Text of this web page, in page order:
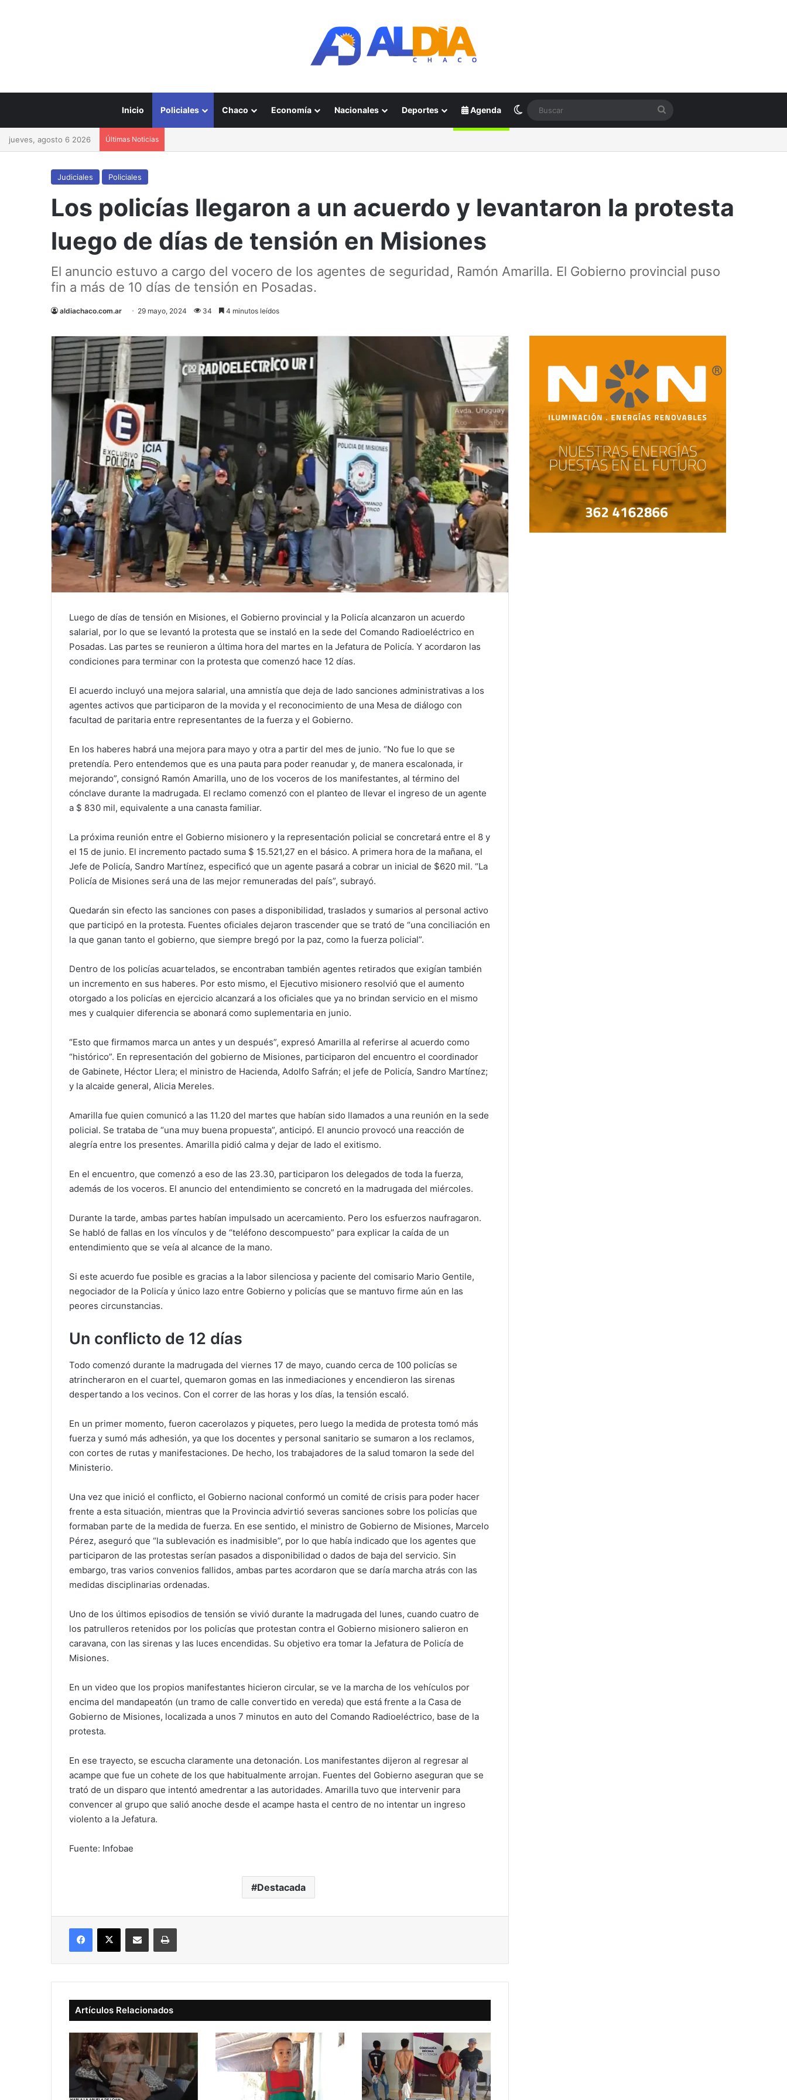
Inicio Policiales Chaco Economía Nacionales Deportes Agenda Switch skin
jueves, agosto 6 2026 Últimas Noticias
Judiciales Policiales
Los policías llegaron a un acuerdo y levantaron la protesta
luego de días de tensión en Misiones
El anuncio estuvo a cargo del vocero de los agentes de seguridad, Ramón Amarilla. El Gobierno provincial puso
fin a más de 10 días de tensión en Posadas.
aldiachaco.com.ar 29 mayo, 2024 34 4 minutos leídos
Luego de días de tensión en Misiones, el Gobierno provincial y la Policía alcanzaron un acuerdo
salarial, por lo que se levantó la protesta que se instaló en la sede del Comando Radioeléctrico en
Posadas. Las partes se reunieron a última hora del martes en la Jefatura de Policía. Y acordaron las
condiciones para terminar con la protesta que comenzó hace 12 días.
El acuerdo incluyó una mejora salarial, una amnistía que deja de lado sanciones administrativas a los
agentes activos que participaron de la movida y el reconocimiento de una Mesa de diálogo con
facultad de paritaria entre representantes de la fuerza y el Gobierno.
En los haberes habrá una mejora para mayo y otra a partir del mes de junio. “No fue lo que se
pretendía. Pero entendemos que es una pauta para poder reanudar y, de manera escalonada, ir
mejorando”, consignó Ramón Amarilla, uno de los voceros de los manifestantes, al término del
cónclave durante la madrugada. El reclamo comenzó con el planteo de llevar el ingreso de un agente
a $ 830 mil, equivalente a una canasta familiar.
La próxima reunión entre el Gobierno misionero y la representación policial se concretará entre el 8 y
el 15 de junio. El incremento pactado suma $ 15.521,27 en el básico. A primera hora de la mañana, el
Jefe de Policía, Sandro Martínez, especificó que un agente pasará a cobrar un inicial de $620 mil. “La
Policía de Misiones será una de las mejor remuneradas del país”, subrayó.
Quedarán sin efecto las sanciones con pases a disponibilidad, traslados y sumarios al personal activo
que participó en la protesta. Fuentes oficiales dejaron trascender que se trató de “una conciliación en
la que ganan tanto el gobierno, que siempre bregó por la paz, como la fuerza policial”.
Dentro de los policías acuartelados, se encontraban también agentes retirados que exigían también
un incremento en sus haberes. Por esto mismo, el Ejecutivo misionero resolvió que el aumento
otorgado a los policías en ejercicio alcanzará a los oficiales que ya no brindan servicio en el mismo
mes y cualquier diferencia se abonará como suplementaria en junio.
“Esto que firmamos marca un antes y un después”, expresó Amarilla al referirse al acuerdo como
“histórico”. En representación del gobierno de Misiones, participaron del encuentro el coordinador
de Gabinete, Héctor Llera; el ministro de Hacienda, Adolfo Safrán; el jefe de Policía, Sandro Martínez;
y la alcaide general, Alicia Mereles.
Amarilla fue quien comunicó a las 11.20 del martes que habían sido llamados a una reunión en la sede
policial. Se trataba de “una muy buena propuesta”, anticipó. El anuncio provocó una reacción de
alegría entre los presentes. Amarilla pidió calma y dejar de lado el exitismo.
En el encuentro, que comenzó a eso de las 23.30, participaron los delegados de toda la fuerza,
además de los voceros. El anuncio del entendimiento se concretó en la madrugada del miércoles.
Durante la tarde, ambas partes habían impulsado un acercamiento. Pero los esfuerzos naufragaron.
Se habló de fallas en los vínculos y de “teléfono descompuesto” para explicar la caída de un
entendimiento que se veía al alcance de la mano.
Si este acuerdo fue posible es gracias a la labor silenciosa y paciente del comisario Mario Gentile,
negociador de la Policía y único lazo entre Gobierno y policías que se mantuvo firme aún en las
peores circunstancias.
Un conflicto de 12 días
Todo comenzó durante la madrugada del viernes 17 de mayo, cuando cerca de 100 policías se
atrincheraron en el cuartel, quemaron gomas en las inmediaciones y encendieron las sirenas
despertando a los vecinos. Con el correr de las horas y los días, la tensión escaló.
En un primer momento, fueron cacerolazos y piquetes, pero luego la medida de protesta tomó más
fuerza y sumó más adhesión, ya que los docentes y personal sanitario se sumaron a los reclamos,
con cortes de rutas y manifestaciones. De hecho, los trabajadores de la salud tomaron la sede del
Ministerio.
Una vez que inició el conflicto, el Gobierno nacional conformó un comité de crisis para poder hacer
frente a esta situación, mientras que la Provincia advirtió severas sanciones sobre los policías que
formaban parte de la medida de fuerza. En ese sentido, el ministro de Gobierno de Misiones, Marcelo
Pérez, aseguró que “la sublevación es inadmisible”, por lo que había indicado que los agentes que
participaron de las protestas serían pasados a disponibilidad o dados de baja del servicio. Sin
embargo, tras varios convenios fallidos, ambas partes acordaron que se daría marcha atrás con las
medidas disciplinarias ordenadas.
Uno de los últimos episodios de tensión se vivió durante la madrugada del lunes, cuando cuatro de
los patrulleros retenidos por los policías que protestan contra el Gobierno misionero salieron en
caravana, con las sirenas y las luces encendidas. Su objetivo era tomar la Jefatura de Policía de
Misiones.
En un video que los propios manifestantes hicieron circular, se ve la marcha de los vehículos por
encima del mandapeatón (un tramo de calle convertido en vereda) que está frente a la Casa de
Gobierno de Misiones, localizada a unos 7 minutos en auto del Comando Radioeléctrico, base de la
protesta.
En ese trayecto, se escucha claramente una detonación. Los manifestantes dijeron al regresar al
acampe que fue un cohete de los que habitualmente arrojan. Fuentes del Gobierno aseguran que se
trató de un disparo que intentó amedrentar a las autoridades. Amarilla tuvo que intervenir para
convencer al grupo que salió anoche desde el acampe hasta el centro de no intentar un ingreso
violento a la Jefatura.
Fuente: Infobae
Destacada
Facebook
X Compartir vía correo electrónicoImprimir
Artículos Relacionados